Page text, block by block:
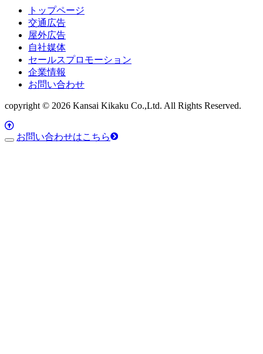
トップページ
交通広告
屋外広告
自社媒体
セールスプロモーション
企業情報
お問い合わせ
copyright © 2026 Kansai Kikaku Co.,Ltd. All Rights Reserved.
お問い合わせはこちら